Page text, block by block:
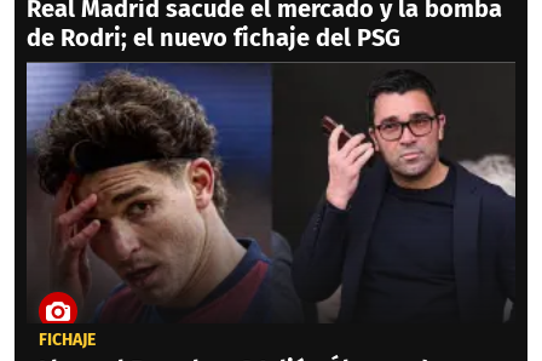
Real Madrid sacude el mercado y la bomba
de Rodri; el nuevo fichaje del PSG
FICHAJE